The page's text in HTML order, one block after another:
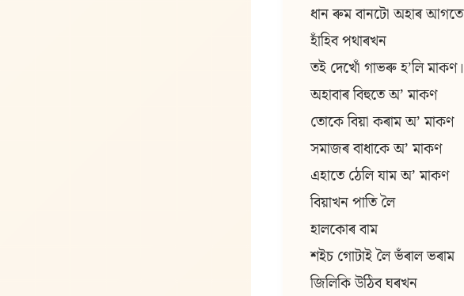
ধান ৰুম বানটো অহাৰ আগতে
হাঁহিব পথাৰখন
তই দেখোঁ গাভৰু হʼলি মাকণ।
অহাবাৰ বিহুতে অʼ মাকণ
তোকে বিয়া কৰাম অʼ মাকণ
সমাজৰ বাধাকে অʼ মাকণ
এহাতে ঠেলি যাম অʼ মাকণ
বিয়াখন পাতি লৈ
হালকোৰ বাম
শইচ গোটাই লৈ ভঁৰাল ভৰাম
জিলিকি উঠিব ঘৰখন